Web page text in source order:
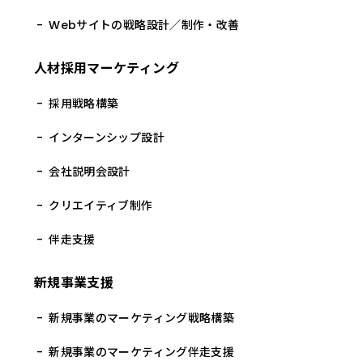
Webサイトの戦略設計／制作・改善
人材採用マーケティング
採用戦略構築
インターンシップ設計
会社説明会設計
クリエイティブ制作
伴走支援
新規事業支援
新規事業のマーケティング戦略構築
新規事業のマーケティング伴走支援